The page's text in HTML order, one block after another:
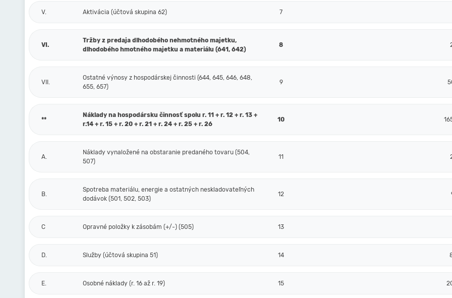
V. Aktivácia (účtová skupina 62) 7
VI.
Tržby z predaja dlhodobého nehmotného majetku,
dlhodobého hmotného majetku a materiálu (641, 642)
8
VII.
Ostatné výnosy z hospodárskej činnosti (644, 645, 646, 648,
655, 657)
9
**
Náklady na hospodársku činnosť spolu r. 11 + r. 12 + r. 13 +
r.14 + r. 15 + r. 20 + r. 21 + r. 24 + r. 25 + r. 26
10
A.
Náklady vynaložené na obstaranie predaného tovaru (504,
507)
11
B.
Spotreba materiálu, energie a ostatných neskladovateľných
dodávok (501, 502, 503)
12
C Opravné položky k zásobám (+/-) (505) 13
D. Služby (účtová skupina 51) 14
E. Osobné náklady (r. 16 až r. 19) 15